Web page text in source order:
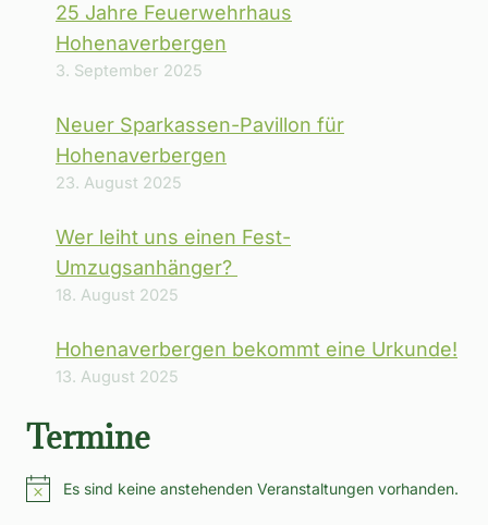
25 Jahre Feuerwehrhaus
Hohenaverbergen
3. September 2025
Neuer Sparkassen-Pavillon für
Hohenaverbergen
23. August 2025
Wer leiht uns einen Fest-
Umzugsanhänger?
18. August 2025
Hohenaverbergen bekommt eine Urkunde!
13. August 2025
Termine
HinweisEs sind keine anstehenden Veranstaltungen vorhanden.